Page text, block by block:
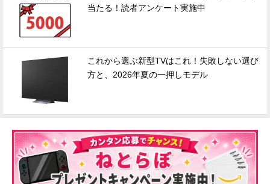
当たる！読者アンケート実施中
これから選ぶ新型TVはこれ！失敗しない選び
方と、2026年夏の一押しモデル